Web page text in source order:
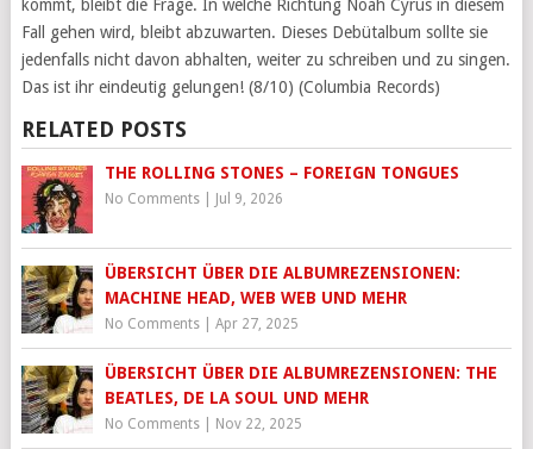
kommt, bleibt die Frage. In welche Richtung Noah Cyrus in diesem
Fall gehen wird, bleibt abzuwarten. Dieses Debütalbum sollte sie
jedenfalls nicht davon abhalten, weiter zu schreiben und zu singen.
Das ist ihr eindeutig gelungen! (8/10) (Columbia Records)
RELATED POSTS
THE ROLLING STONES – FOREIGN TONGUES
No Comments| Jul 9, 2026
ÜBERSICHT ÜBER DIE ALBUMREZENSIONEN:
MACHINE HEAD, WEB WEB UND MEHR
No Comments| Apr 27, 2025
ÜBERSICHT ÜBER DIE ALBUMREZENSIONEN: THE
BEATLES, DE LA SOUL UND MEHR
No Comments| Nov 22, 2025